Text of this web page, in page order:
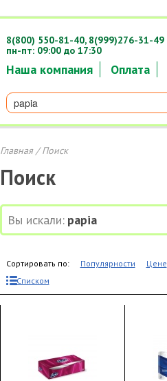
Наша компания Оплата
8(800) 550-81-40, 8(999)276-31-49
пн-пт: 09:00 до 17:30
Главная/ Поиск
Поиск
Вы искали: papia
Сортировать по: Популярности Цене
Списком